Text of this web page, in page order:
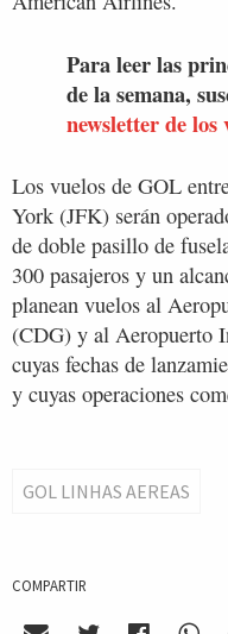
Para leer las
de la semana,
newsletter de los
Los vuelos de GOL
York (JFK) serán
de doble pasillo de
300 pasajeros y un
planean vuelos al
(CDG) y al Aeropuerto
cuyas fechas de
y cuyas operaciones
GOL LINHAS AEREAS
COMPARTIR